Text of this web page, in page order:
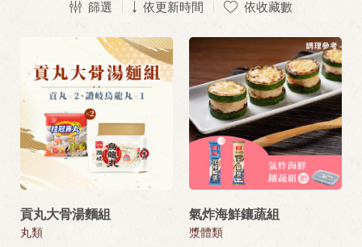
篩選
依更新時間 依收藏數
貢丸大骨湯麵組
丸類
氣炸海鮮鑲蔬組
漿體類